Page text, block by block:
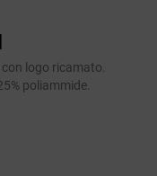
logo ricamato.
poliammide.